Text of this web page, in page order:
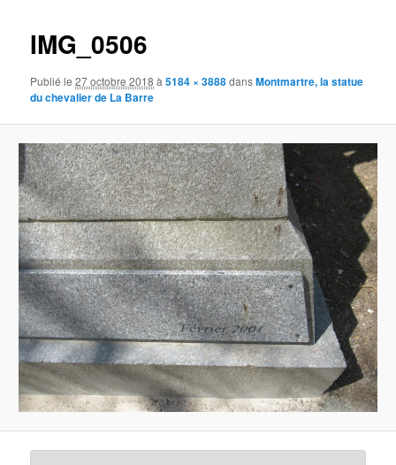
IMG_0506
Publié le27 octobre 2018 à5184 × 3888dansMontmartre, la statue
du chevalier de La Barre